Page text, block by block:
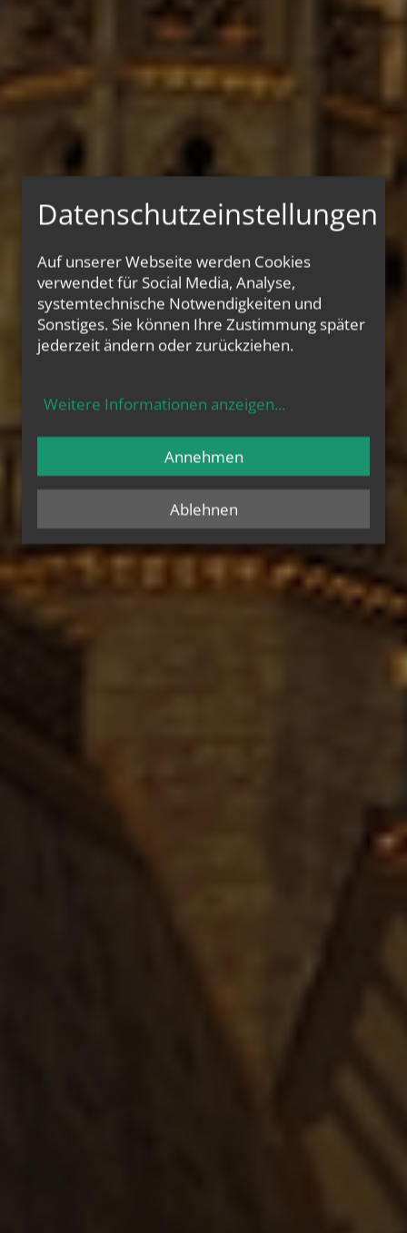
THE VOTIVE CHURCH
Die Votivkirche
Datenschutzeinstellungen
Auf unserer Webseite werden Cookies
verwendet für Social Media, Analyse,
systemtechnische Notwendigkeiten und
Sonstiges. Sie können Ihre Zustimmung später
jederzeit ändern oder zurückziehen.
Weitere Informationen anzeigen...
Ablehnen
Annehmen